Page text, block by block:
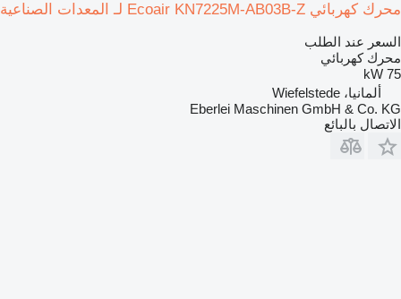
محرك كهربائي Ecoair KN7225M-AB03B-Z لـ المعدات الصناعية
السعر عند الطلب
محرك كهربائي
75 kW
ألمانيا، Wiefelstede
Eberlei Maschinen GmbH & Co. KG
الاتصال بالبائع